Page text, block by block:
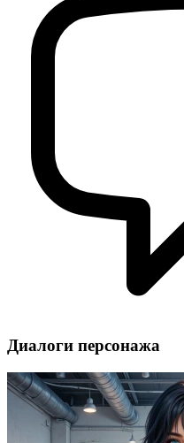
Диалоги персонажа